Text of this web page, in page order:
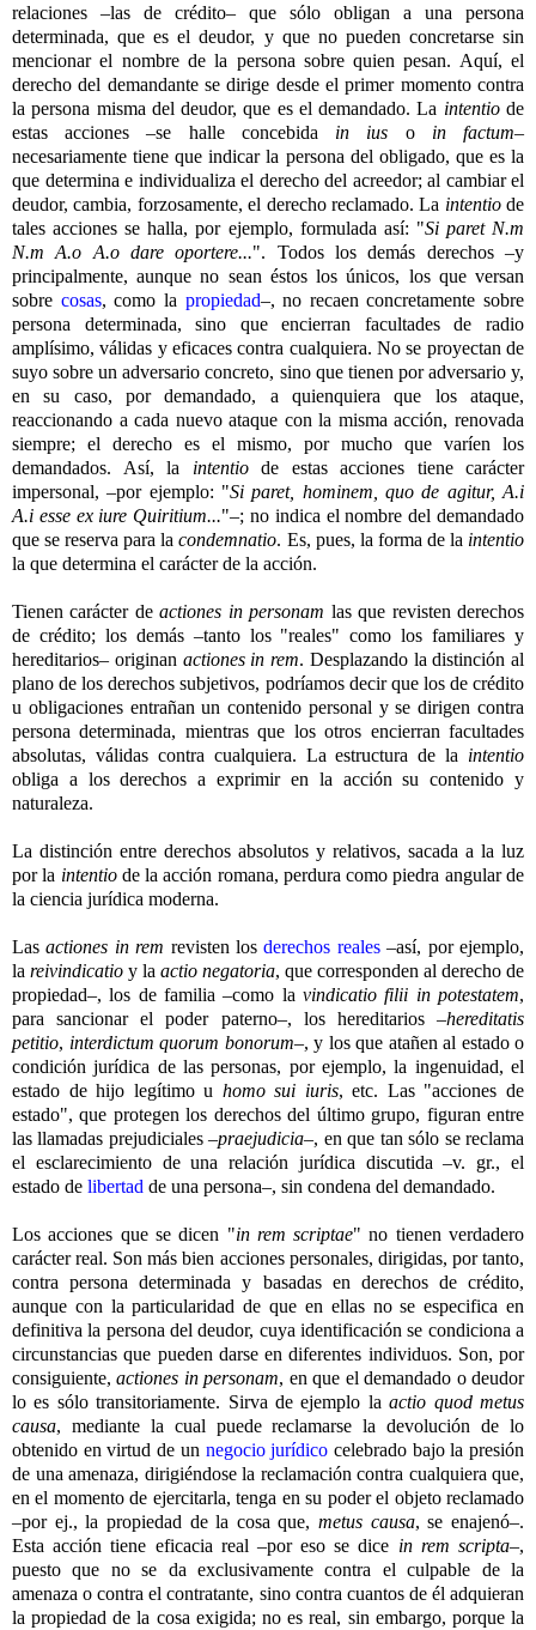
relaciones –las de crédito– que sólo obligan a una persona
determinada, que es el deudor, y que no pueden concretarse sin
mencionar el nombre de la persona sobre quien pesan. Aquí, el
derecho del demandante se dirige desde el primer momento contra
la persona misma del deudor, que es el demandado. La intentiode
estas acciones –se halle concebida in ius o in factum–
necesariamente tiene que indicar la persona del obligado, que es la
que determina e individualiza el derecho del acreedor; al cambiar el
deudor, cambia, forzosamente, el derecho reclamado. La intentiode
tales acciones se halla, por ejemplo, formulada así: "Si paret N.m
N.m A.o A.o dare oportere...". Todos los demás derechos –y
principalmente, aunque no sean éstos los únicos, los que versan
sobre cosas, como la propiedad–, no recaen concretamente sobre
persona determinada, sino que encierran facultades de radio
amplísimo, válidas y eficaces contra cualquiera. No se proyectan de
suyo sobre un adversario concreto, sino que tienen por adversario y,
en su caso, por demandado, a quienquiera que los ataque,
reaccionando a cada nuevo ataque con la misma acción, renovada
siempre; el derecho es el mismo, por mucho que varíen los
demandados. Así, la intentiode estas acciones tiene carácter
impersonal, –por ejemplo: "Si paret, hominem, quo de agitur, A.i
A.i esse ex iure Quiritium..."–; no indica el nombre del demandado
que se reserva para lacondemnatio. Es, pues, la forma de la intentio
la que determina el carácter de la acción.
Tienen carácter deactiones in personam las que revisten derechos
de crédito; los demás –tanto los "reales" como los familiares y
hereditarios– originan actiones in rem. Desplazando la distinción al
plano de los derechos subjetivos, podríamos decir que los de crédito
u obligaciones entrañan un contenido personal y se dirigen contra
persona determinada, mientras que los otros encierran facultades
absolutas, válidas contra cualquiera. La estructura de la intentio
obliga a los derechos a exprimir en la acción su contenido y
naturaleza.
La distinción entre derechos absolutos y relativos, sacada a la luz
por la intentiode la acción romana, perdura como piedra angular de
la ciencia jurídica moderna.
Lasactiones in rem revisten losderechos reales–así, por ejemplo,
la reivindicatio y la actio negatoria, que corresponden al derecho de
propiedad–, los de familia –como la vindicatio filii in potestatem,
para sancionar el poder paterno–, los hereditarios –hereditatis
petitio, interdictum quorum bonorum–, y los que atañen al estado o
condición jurídica de las personas, por ejemplo, la ingenuidad, el
estado de hijo legítimo u homo sui iuris, etc. Las "acciones de
estado", que protegen los derechos del último grupo, figuran entre
las llamadas prejudiciales –praejudicia–, en que tan sólo se reclama
el esclarecimiento de una relación jurídica discutida –v. gr., el
estado de libertad de una persona–, sin condena del demandado.
Los acciones que se dicen "in rem scriptae" no tienen verdadero
carácter real. Son más bien acciones personales, dirigidas, por tanto,
contra persona determinada y basadas en derechos de crédito,
aunque con la particularidad de que en ellas no se especifica en
definitiva la persona del deudor, cuya identificación se condiciona a
circunstancias que pueden darse en diferentes individuos. Son, por
consiguiente,actiones in personam, en que el demandado o deudor
lo es sólo transitoriamente. Sirva de ejemplo laactio quod metus
causa, mediante la cual puede reclamarse la devolución de lo
obtenido en virtud de un negocio jurídico celebrado bajo la presión
de una amenaza, dirigiéndose la reclamación contra cualquiera que,
en el momento de ejercitarla, tenga en su poder el objeto reclamado
–por ej., la propiedad de la cosa que,metus causa, se enajenó–.
Esta acción tiene eficacia real –por eso se dice in rem scripta–,
puesto que no se da exclusivamente contra el culpable de la
amenaza o contra el contratante, sino contra cuantos de él adquieran
la propiedad de la cosa exigida; no es real, sin embargo, porque la